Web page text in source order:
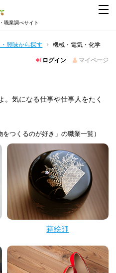
職業調べサイト
興味から探す 機械・電気・化学
ログイン マイページ
。気になる仕事や仕事人をたく
をつくるのが好き」の職業一覧）
蒔絵師